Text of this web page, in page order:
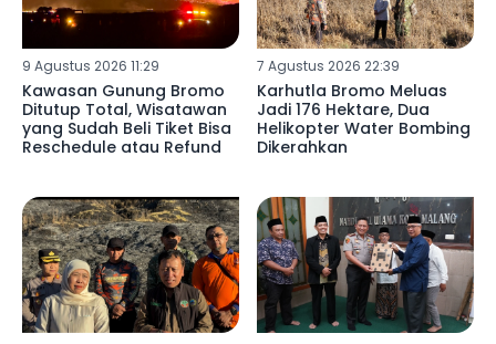
9 Agustus 2026 11:29
Kawasan Gunung Bromo
Ditutup Total, Wisatawan
yang Sudah Beli Tiket Bisa
Reschedule atau Refund
7 Agustus 2026 22:39
Karhutla Bromo Meluas
Jadi 176 Hektare, Dua
Helikopter Water Bombing
Dikerahkan